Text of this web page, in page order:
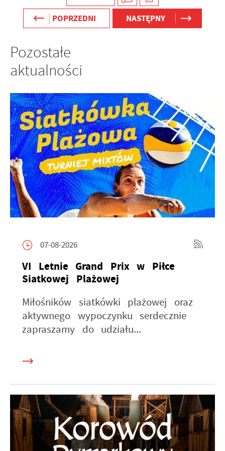
POPRZEDNI
NASTĘPNY
Pozostałe
aktualności
07-08-2026
VI Letnie Grand Prix w Piłce
Siatkowej Plażowej
Miłośników siatkówki plażowej oraz
aktywnego wypoczynku serdecznie
zapraszamy do udziału...